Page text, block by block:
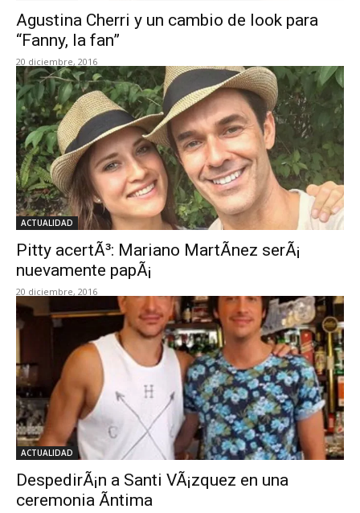
Agustina Cherri y un cambio de look para
“Fanny, la fan”
20 diciembre, 2016
ACTUALIDAD
Pitty acertÃ³: Mariano MartÃ­nez serÃ¡
nuevamente papÃ¡
20 diciembre, 2016
ACTUALIDAD
DespedirÃ¡n a Santi VÃ¡zquez en una
ceremonia Ã­ntima